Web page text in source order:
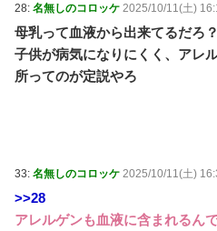
28: 名無しのコロッケ 2025/10/11(土)
母乳って血液から出来てるだろ？
子供が病気になりにくく、アレ
所ってのが定説やろ
33: 名無しのコロッケ 2025/10/11(土)
>>28
アレルゲンも血液に含まれるん